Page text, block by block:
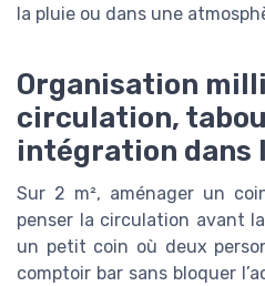
la pluie ou dans une
Organisation
circulation,
intégration dans
Sur 2 m², aménager un
penser la circulation avant
un petit coin où deux
comptoir bar sans bloquer